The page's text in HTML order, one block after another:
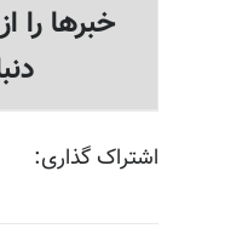
خبرها را
اشتراک گذاری: